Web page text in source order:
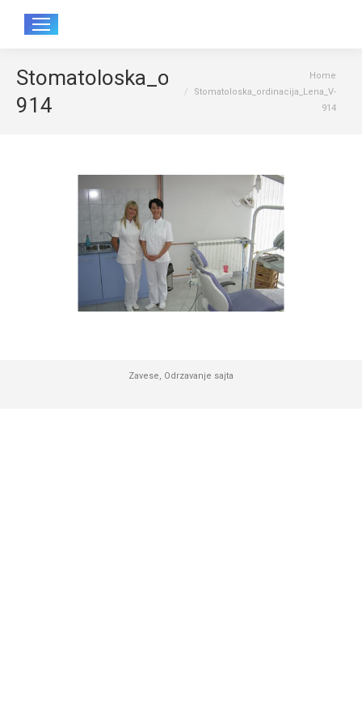
Stomatoloska_ordinacija_Lena_V-
914
Home
Stomatoloska_ordinacija_Lena_V-
914
Zavese, Odrzavanje sajta